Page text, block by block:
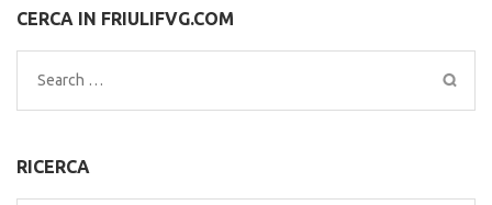
CERCA IN FRIULIFVG.COM
Search
for:
RICERCA